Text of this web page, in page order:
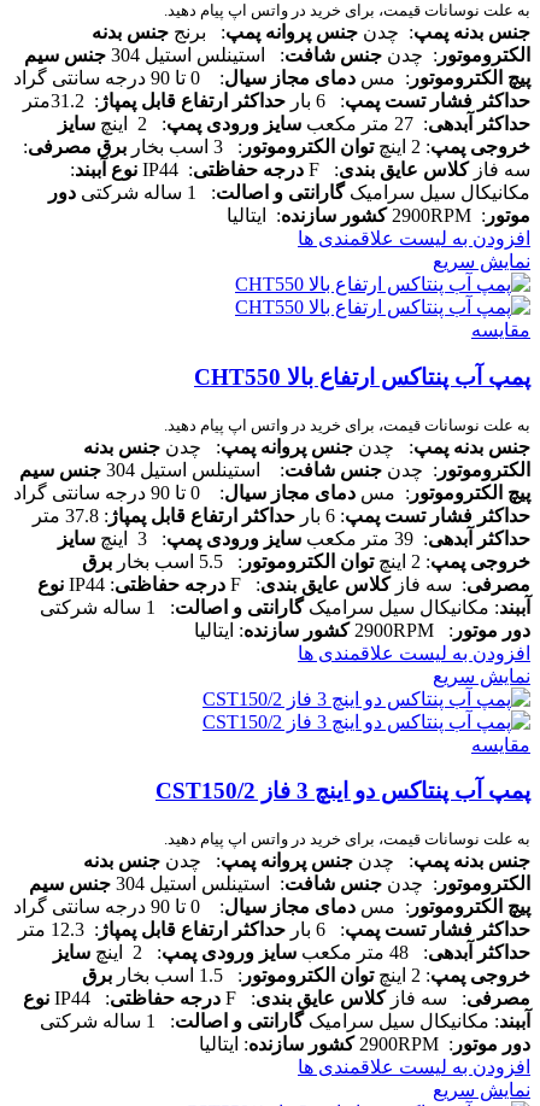
به علت نوسانات قیمت، برای خرید در واتس اپ پیام دهید.
جنس بدنه پمپ: چدن جنس پروانه پمپ: برنج جنس بدنه
الکتروموتور : چدن جنس شافت: استینلس استیل 304
جنس سیم
پیچ الکتروموتور : مس دمای مجاز سیال: 0 تا 90 درجه سانتی گراد
حداکثر فشار تست پمپ: 6 بار حداکثر ارتفاع قابل پمپاژ : 31.2متر
حداکثر آبدهی: 27 متر مکعب سایز ورودی پمپ: 2 اینچ
سایز
خروجی پمپ: 2 اینچ توان الکتروموتور : 3 اسب بخار برق مصرفی:
سه فازکلاس عایق بندی: F درجه حفاظتی: IP44 نوع آببند:
مکانیکال سیل سرامیکگارانتی و اصالت: 1 ساله شرکتی
دور
موتور : 2900RPM کشور سازنده: ایتالیا
افزودن به لیست علاقمندی ها
نمایش سریع
مقایسه
پمپ آب پنتاکس ارتفاع بالا CHT550
به علت نوسانات قیمت، برای خرید در واتس اپ پیام دهید.
جنس بدنه پمپ: چدن جنس پروانه پمپ: چدن جنس بدنه
الکتروموتور : چدن جنس شافت: استینلس استیل 304
جنس سیم
پیچ الکتروموتور : مس دمای مجاز سیال: 0 تا 90 درجه سانتی گراد
حداکثر فشار تست پمپ: 6 بار حداکثر ارتفاع قابل پمپاژ : 37.8 متر
حداکثر آبدهی: 39 متر مکعب سایز ورودی پمپ: 3 اینچ
سایز
خروجی پمپ: 2 اینچ توان الکتروموتور : 5.5 اسب بخار
برق
مصرفی: سه فازکلاس عایق بندی: F درجه حفاظتی: IP44
نوع
آببند: مکانیکال سیل سرامیکگارانتی و اصالت: 1 ساله شرکتی
دور موتور : 2900RPM کشور سازنده: ایتالیا
افزودن به لیست علاقمندی ها
نمایش سریع
مقایسه
پمپ آب پنتاکس دو اینچ 3 فاز CST150/2
به علت نوسانات قیمت، برای خرید در واتس اپ پیام دهید.
جنس بدنه پمپ: چدن جنس پروانه پمپ: چدن جنس بدنه
الکتروموتور : چدن جنس شافت: استینلس استیل 304
جنس سیم
پیچ الکتروموتور : مس دمای مجاز سیال: 0 تا 90 درجه سانتی گراد
حداکثر فشار تست پمپ: 6 بار حداکثر ارتفاع قابل پمپاژ : 12.3 متر
حداکثر آبدهی: 48 متر مکعب سایز ورودی پمپ: 2 اینچ
سایز
خروجی پمپ: 2 اینچ توان الکتروموتور : 1.5 اسب بخار
برق
مصرفی: سه فازکلاس عایق بندی: F درجه حفاظتی: IP44
نوع
آببند: مکانیکال سیل سرامیکگارانتی و اصالت: 1 ساله شرکتی
دور موتور : 2900RPM کشور سازنده: ایتالیا
افزودن به لیست علاقمندی ها
نمایش سریع